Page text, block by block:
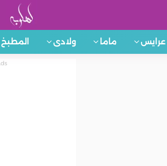
عرايس ماما ولادى المطبخ